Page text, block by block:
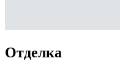
Отделка